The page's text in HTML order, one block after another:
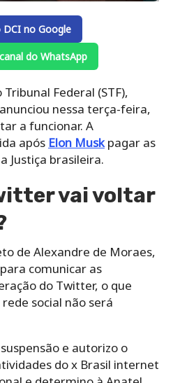
DCI no Google
do WhatsApp
Federal (STF),
nessa terça-feira,
a funcionar. A
após Elon Muskpagar as
Justiça brasileira.
vai voltar
de Alexandre de Moraes,
comunicar as
do Twitter, o que
social não será
e autorizo o
do x Brasil internet